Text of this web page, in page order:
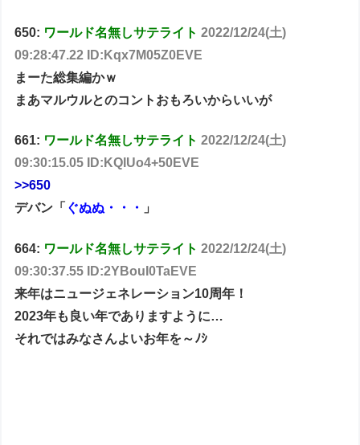
650: ワールド名無しサテライト 2022/12/24(土)
09:28:47.22 ID:Kqx7M05Z0EVE
まーた総集編かｗ
まあマルウルとのコントおもろいからいいが
661: ワールド名無しサテライト 2022/12/24(土)
09:30:15.05 ID:KQIUo4+50EVE
>>650
デバン「 ぐぬぬ・・・ 」
664: ワールド名無しサテライト 2022/12/24(土)
09:30:37.55 ID:2YBouI0TaEVE
来年はニュージェネレーション10周年！
2023年も良い年でありますように…
それではみなさんよいお年を～ﾉｼ